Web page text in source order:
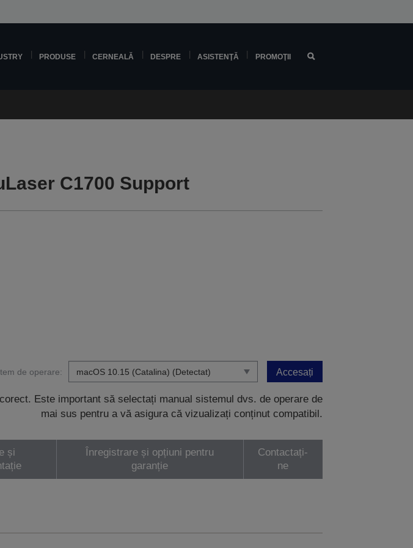
PRODUSE CERNEALĂ DESPRE ASISTENŢĂ PROMOŢII
C1700 Support
de operare: Accesați
Este important să selectați manual sistemul dvs. de operare de
mai sus pentru a vă asigura că vizualizați conținut compatibil.
și
Înregistrare și opțiuni pentru
garanție
Contactați-
ne